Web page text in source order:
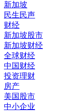
新加坡
民生民声
财经
新加坡股市
新加坡财经
全球财经
中国财经
投资理财
房产
美国股市
中小企业